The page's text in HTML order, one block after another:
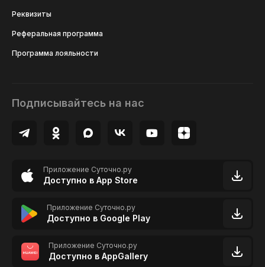
Реквизиты
Реферальная программа
Программа лояльности
Подписывайтесь на нас
Приложение Суточно.ру
Доступно в App Store
Приложение Суточно.ру
Доступно в Google Play
Приложение Суточно.ру
Доступно в AppGallery